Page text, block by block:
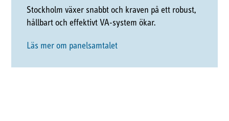
Stockholm växer snabbt och kraven på ett robust,
hållbart och effektivt VA-system ökar.
Läs mer om panelsamtalet